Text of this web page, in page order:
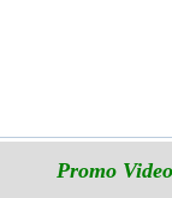
Promo